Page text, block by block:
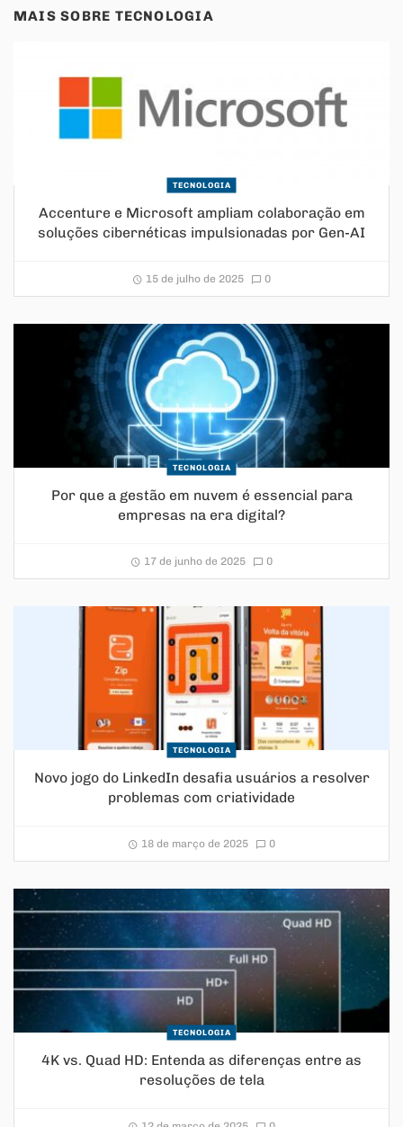
MAIS SOBRE TECNOLOGIA
TECNOLOGIA
Accenture e Microsoft ampliam colaboração em
soluções cibernéticas impulsionadas por Gen-AI
15 de julho de 2025 0
TECNOLOGIA
Por que a gestão em nuvem é essencial para
empresas na era digital?
17 de junho de 2025 0
TECNOLOGIA
Novo jogo do LinkedIn desafia usuários a resolver
problemas com criatividade
18 de março de 2025 0
TECNOLOGIA
4K vs. Quad HD: Entenda as diferenças entre as
resoluções de tela